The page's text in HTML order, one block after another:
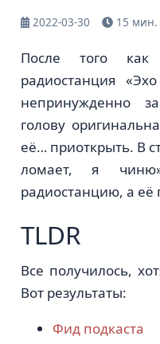
2022-03-30 15 мин.
После того
радиостанция
непринужденно
голову
её… приоткрыть. В
ломает, я
радиостанцию, а её
TLDR
Все получилось,
Вот результаты:
Фид подкаста